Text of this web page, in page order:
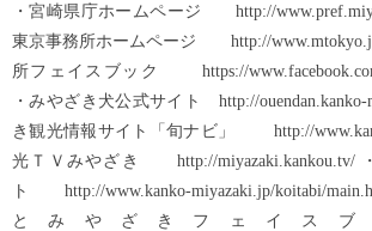
・宮崎県庁ホームページ http://
東京事務所ホームページ http://
所フェイスブック https://
・みやざき犬公式サイト http://
き観光情報サイト「旬ナビ」 http://
光ＴＶみやざき http://miyazaki.kankou.tv/
ト http://www.kanko-miyazaki.jp/koitabi/
とみやざきフェイ